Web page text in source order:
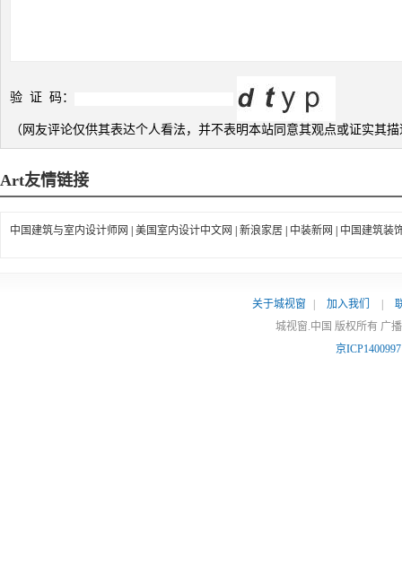
验 证 码：
（网友评论仅供其表达个人看法，并不表明本站同意其观点或证实其
Art友情链接
中国建筑与室内设计师网 美国室内设计中文网 新浪家居 中装新网 中国建筑装
关于城视窗 加入我们
城视窗.中国 版权所有 广
京